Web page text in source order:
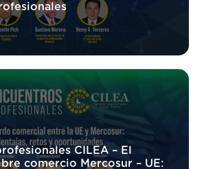
CILEA – El
comercio Mercosur – UE: